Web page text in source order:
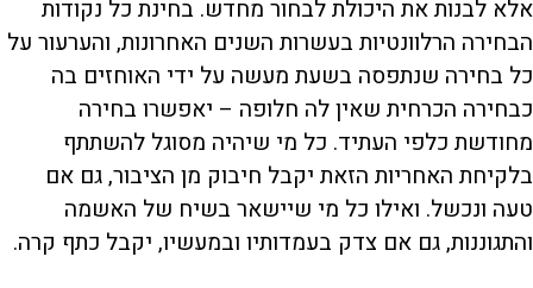
אלא לבנות את היכולת לבחור מחדש. בחינת כל נקודות
הבחירה הרלוונטיות בעשרות השנים האחרונות, והערעור על
כל בחירה שנתפסה בשעת מעשה על ידי האוחזים בה
כבחירה הכרחית שאין לה חלופה – יאפשרו בחירה
מחודשת כלפי העתיד. כל מי שיהיה מסוגל להשתתף
בלקיחת האחריות הזאת יקבל חיבוק מן הציבור, גם אם
טעה ונכשל. ואילו כל מי שיישאר בשיח של האשמה
והתגוננות, גם אם צדק בעמדותיו ובמעשיו, יקבל כתף קרה.